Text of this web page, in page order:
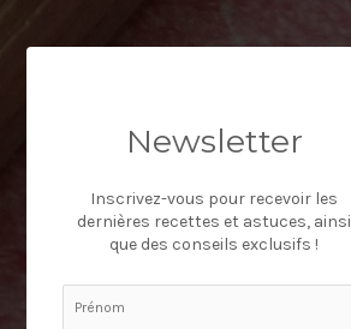
Newsletter
Inscrivez-vous pour recevoir les
dernières recettes et astuces, ainsi
que des conseils exclusifs !